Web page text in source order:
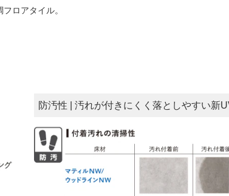
ロアタイル。
防汚性 | 汚れが付きにくく落としやすい新